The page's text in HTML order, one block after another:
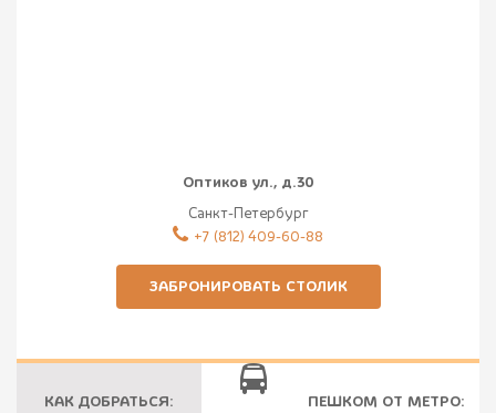
Оптиков ул., д.30
Санкт-Петербург
‎+7 (812) 409-60-88
ЗАБРОНИРОВАТЬ СТОЛИК
КАК ДОБРАТЬСЯ: ПЕШКОМ ОТ МЕТРО: